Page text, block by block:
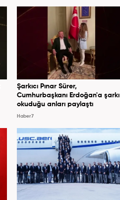
Şarkıcı Pınar Sürer,
Cumhurbaşkanı Erdoğan'a şarkı
okuduğu anları paylaştı
Haber7